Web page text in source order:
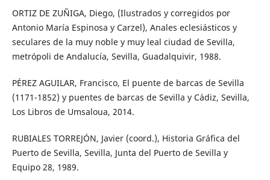
ORTIZ DE ZUÑIGA, Diego, (Ilustrados y corregidos por
Antonio María Espinosa y Carzel), Anales eclesiásticos y
seculares de la muy noble y muy leal ciudad de Sevilla,
metrópoli de Andalucía, Sevilla, Guadalquivir, 1988.
PÉREZ AGUILAR, Francisco, El puente de barcas de Sevilla
(1171-1852) y puentes de barcas de Sevilla y Cádiz, Sevilla,
Los Libros de Umsaloua, 2014.
RUBIALES TORREJÓN, Javier (coord.), Historia Gráfica del
Puerto de Sevilla, Sevilla, Junta del Puerto de Sevilla y
Equipo 28, 1989.